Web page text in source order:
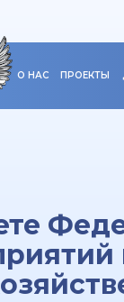
О НАС ПРОЕКТЫ